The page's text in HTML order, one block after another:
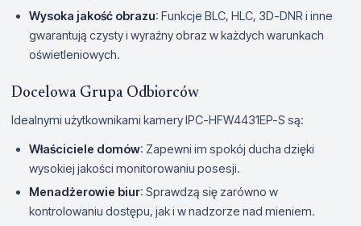
Wysoka jakość obrazu: Funkcje BLC, HLC, 3D-DNR i inne
gwarantują czysty i wyraźny obraz w każdych warunkach
oświetleniowych.
Docelowa Grupa Odbiorców
Idealnymi użytkownikami kamery IPC-HFW4431EP-S są:
Właściciele domów: Zapewni im spokój ducha dzięki
wysokiej jakości monitorowaniu posesji.
Menadżerowie biur: Sprawdzą się zarówno w
kontrolowaniu dostępu, jak i w nadzorze nad mieniem.